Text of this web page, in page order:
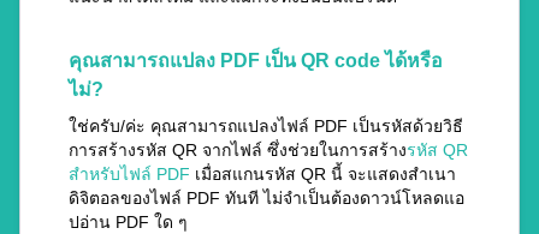
คุณสามารถแปลง PDF เป็น QR code ได้หรือ
ไม่?
ใช่ครับ/ค่ะ คุณสามารถแปลงไฟล์ PDF เป็นรหัสด้วยวิธี
การสร้างรหัส QR จากไฟล์ ซึ่งช่วยในการสร้างรหัส QR
สำหรับไฟล์ PDF เมื่อสแกนรหัส QR นี้ จะแสดงสำเนา
ดิจิตอลของไฟล์ PDF ทันที ไม่จำเป็นต้องดาวน์โหลดแอ
ปอ่าน PDF ใด ๆ